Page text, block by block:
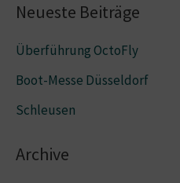
Neueste Beiträge
Überführung OctoFly
Boot-Messe Düsseldorf
Schleusen
Archive